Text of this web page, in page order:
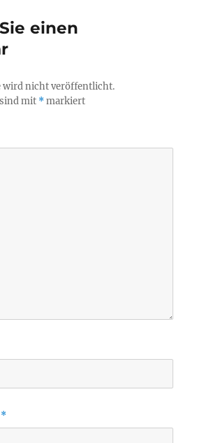
einen
wird nicht veröffentlicht.
mit *markiert
*